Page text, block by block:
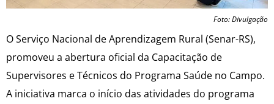
Foto: Divulgação
O Serviço Nacional de Aprendizagem Rural (Senar-RS),
promoveu a abertura oficial da Capacitação de
Supervisores e Técnicos do Programa Saúde no Campo.
A iniciativa marca o início das atividades do programa